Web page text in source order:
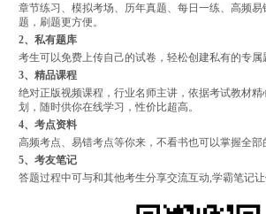
章节练习、模拟考场、历年真题、每日一练、高频
题，刷题更方便。
2、私有题库
考生可以免费上传自己的试卷，轻松创建私有的专属
3、精品课程
绝对正版视频课程，行业名师主讲，依据考试教材
划，随时供你在线学习，性价比超高。
4、考点资料
高频考点、易错考点等你来，不看书也可以掌握全部
5、考友笔记
答题过程中可与和其他考生分享交流互动,学霸笔记让